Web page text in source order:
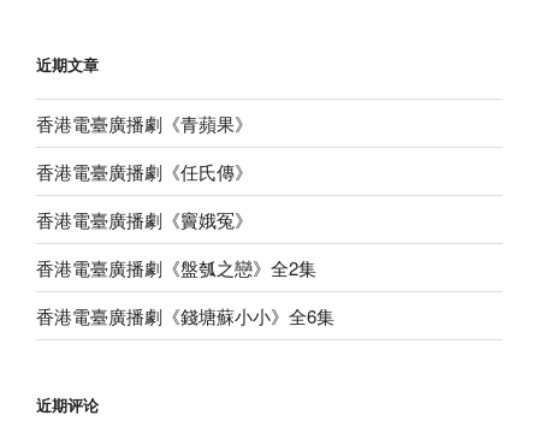
近期文章
香港電臺廣播劇《青蘋果》
香港電臺廣播劇《任氏傳》
香港電臺廣播劇《竇娥冤》
香港電臺廣播劇《盤瓠之戀》全2集
香港電臺廣播劇《錢塘蘇小小》全6集
近期评论